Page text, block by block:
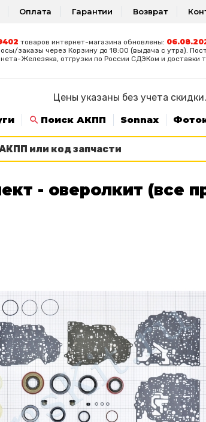
Оплата Гарантии Возврат
товаров интернет-магазина обновлены:
заказы через Корзину до 18:00 (выдача с утра).
Железяка, отгрузки по России СДЭКом и доставки
Цены указаны без учета
Поиск АКПП Sonnax
- оверолкит (все